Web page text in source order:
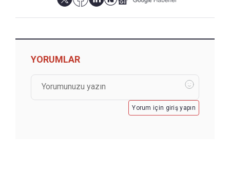
YORUMLAR
Yorum için giriş yapın